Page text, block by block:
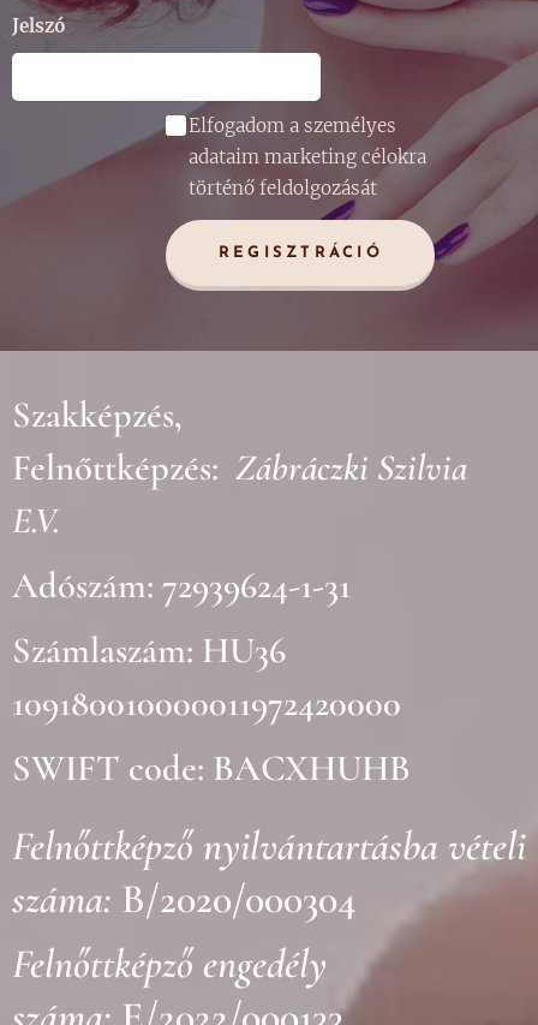
Jelszó
Elfogadom a személyes
adataim marketing célokra
történő feldolgozását
REGISZTRÁCIÓ
Szakképzés,
Felnőttképzés: Zábráczki Szilvia
E.V.
Adószám: 72939624-1-31
Számlaszám: HU36
109180010000011972420000
SWIFT code: BACXHUHB
Felnőttképző nyilvántartásba vételi
száma: B/2020/000304
Felnőttképző engedély